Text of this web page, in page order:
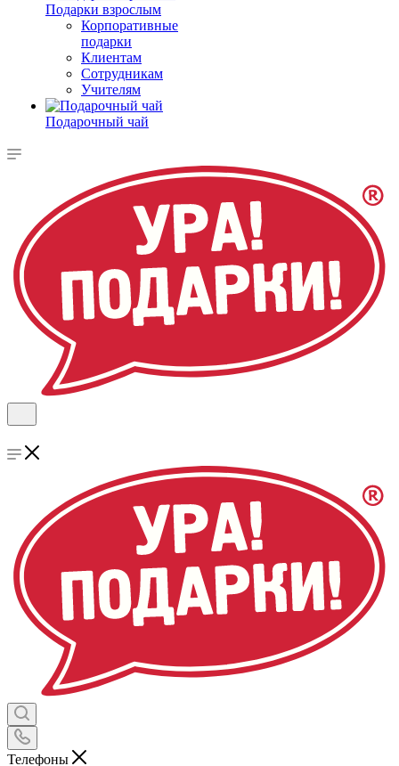
Подарки взрослым
Корпоративные
подарки
Клиентам
Сотрудникам
Учителям
Подарочный чай
Телефоны